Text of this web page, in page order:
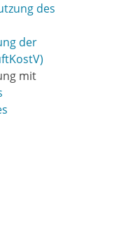
des
der
mit